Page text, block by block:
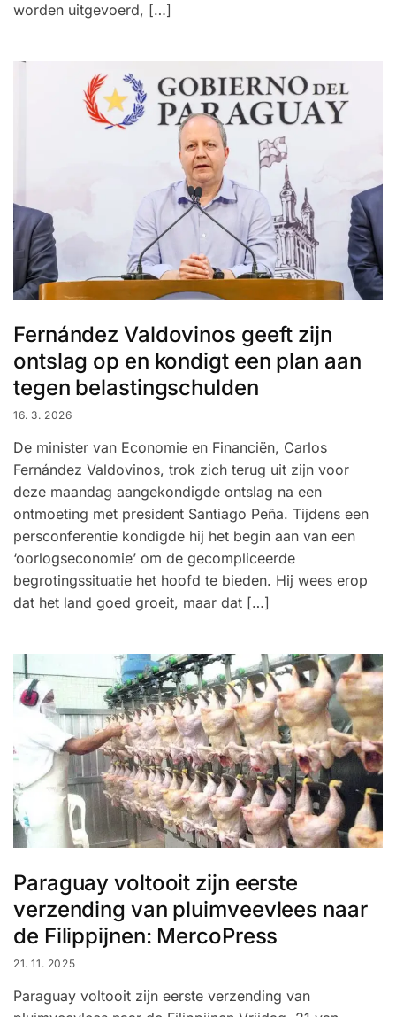
worden uitgevoerd, […]
Fernández Valdovinos geeft zijn
ontslag op en kondigt een plan aan
tegen belastingschulden
16. 3. 2026
De minister van Economie en Financiën, Carlos
Fernández Valdovinos, trok zich terug uit zijn voor
deze maandag aangekondigde ontslag na een
ontmoeting met president Santiago Peña. Tijdens een
persconferentie kondigde hij het begin aan van een
‘oorlogseconomie’ om de gecompliceerde
begrotingssituatie het hoofd te bieden. Hij wees erop
dat het land goed groeit, maar dat […]
Paraguay voltooit zijn eerste
verzending van pluimveevlees naar
de Filippijnen: MercoPress
21. 11. 2025
Paraguay voltooit zijn eerste verzending van